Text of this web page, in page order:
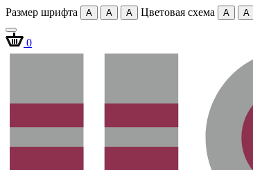
Размер шрифта A A A Цветовая схема A A
0